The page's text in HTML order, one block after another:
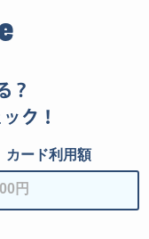
？
ク！
カード利用額